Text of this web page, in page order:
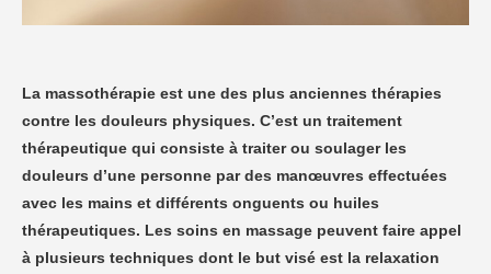
La massothérapie est une des plus anciennes thérapies
contre les douleurs physiques. C’est un traitement
thérapeutique qui consiste à traiter ou soulager les
douleurs d’une personne par des manœuvres effectuées
avec les mains et différents onguents ou huiles
thérapeutiques. Les soins en massage peuvent faire appel
à plusieurs techniques dont le but visé est la relaxation